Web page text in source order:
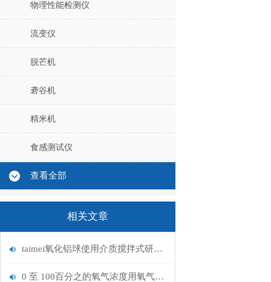
物理性能检测仪
流变仪
脱芒机
砻谷机
精米机
食感测试仪
查看全部
相关文章
taimei氧化铝球使用介质搅拌式研磨机时的珠磨损率比较
0 至 100百分之的氧气浓度用氧气监测仪OXYMAN 系列